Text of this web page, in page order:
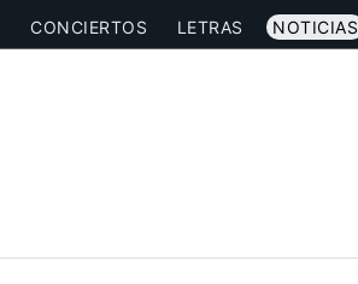
CONCIERTOS LETRAS NOTICIAS